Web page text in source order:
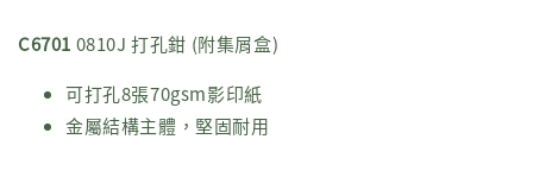
C6701 0810J 打孔鉗 (附集屑盒)
可打孔8張70gsm影印紙
金屬結構主體，堅固耐用